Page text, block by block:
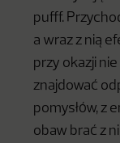
pufff.
a wraz z nią
przy okazji
znajdować
pomysłów, z
obaw brać z